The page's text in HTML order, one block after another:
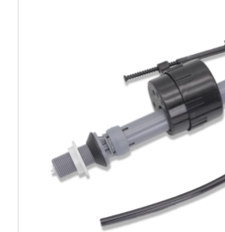
Português
بالعربية
中文